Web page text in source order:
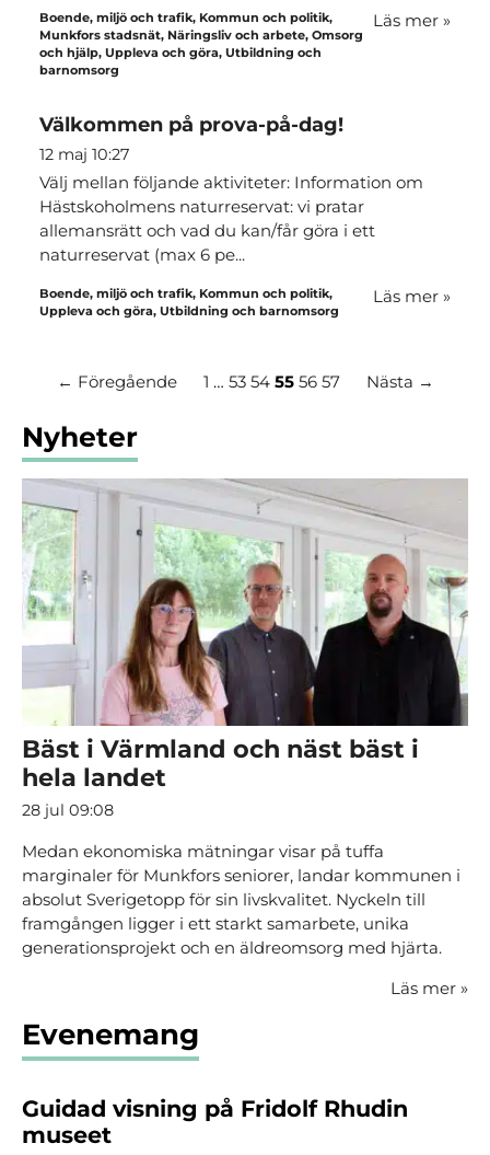
Boende, miljö och trafik, Kommun och politik,
Munkfors stadsnät, Näringsliv och arbete, Omsorg
och hjälp, Uppleva och göra, Utbildning och
barnomsorg
Läs mer »
Välkommen på prova-på-dag!
12 maj 10:27
Välj mellan följande aktiviteter: Information om
Hästskoholmens naturreservat: vi pratar
allemansrätt och vad du kan/får göra i ett
naturreservat (max 6 pe...
Boende, miljö och trafik, Kommun och politik,
Uppleva och göra, Utbildning och barnomsorg
Läs mer »
← Föregående 1 … 53 54 55 56 57 Nästa →
Nyheter
Bäst i Värmland och näst bäst i
hela landet
28 jul 09:08
Medan ekonomiska mätningar visar på tuffa
marginaler för Munkfors seniorer, landar kommunen i
absolut Sverigetopp för sin livskvalitet. Nyckeln till
framgången ligger i ett starkt samarbete, unika
generationsprojekt och en äldreomsorg med hjärta.
Läs mer »
Evenemang
Guidad visning på Fridolf Rhudin
museet